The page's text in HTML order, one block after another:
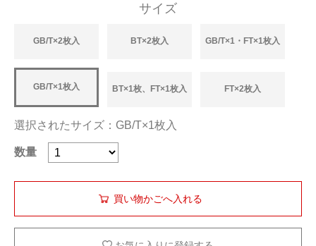
大量購入・法人向けの購入の方は
サイズ
GB/T×2枚入 BT×2枚入 GB/T×1・FT×1枚入
GB/T×1枚入 BT×1枚、FT×1枚入 FT×2枚入
選択されたサイズ：GB/T×1枚入
数量